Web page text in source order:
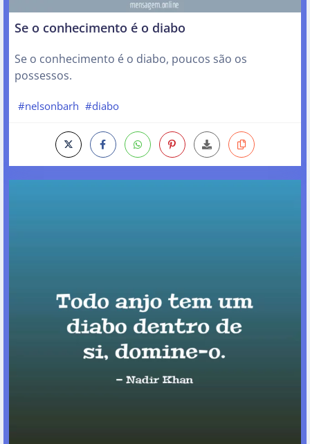
Se o conhecimento é o diabo
Se o conhecimento é o diabo, poucos são os
possessos.
#nelsonbarh #diabo